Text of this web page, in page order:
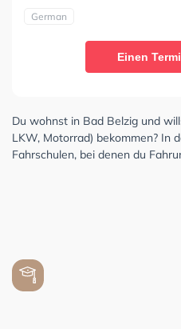
German
Einen
Du wohnst in Bad Belzig und
LKW, Motorrad) bekommen? In
Fahrschulen, bei denen du